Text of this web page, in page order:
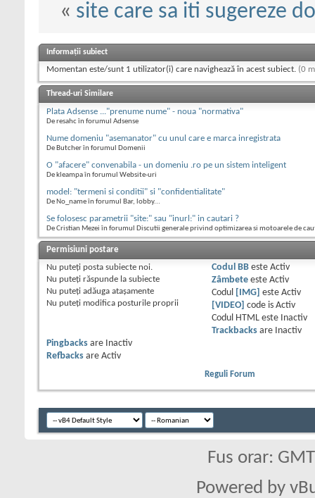
« site care sa iti sugereze
Informații subiect
Momentan este/sunt 1 utilizator(i) care navighează în acest subiect. (0
Thread-uri Similare
Plata Adsense ..."prenume nume" - noua "normativa"
De resahc în forumul Adsense
Nume domeniu "asemanator" cu unul care e marca inregistrata
De Butcher în forumul Domenii
O "afacere" convenabila - un domeniu .ro pe un sistem inteligent
De kleampa în forumul Website-uri
model: "termeni si conditii" si "confidentialitate"
De No_name în forumul Bar, lobby...
Se folosesc parametrii "site:" sau "inurl:" in cautari ?
De Cristian Mezei în forumul Discutii generale privind optimizarea si motoarele de
Permisiuni postare
Nu puteţi posta subiecte noi.
Nu puteţi răspunde la subiecte
Nu puteţi adăuga ataşamente
Nu puteţi modifica posturile proprii
Codul BBeste Activ
Zâmbeteeste Activ
Codul
[IMG] este Activ
[VIDEO]
code is Activ
Codul HTML este
Inactiv
Trackbacksare
Inactiv
Pingbacks are
Inactiv
Refbacks are Activ
Reguli Forum
Fus orar:
Powered by